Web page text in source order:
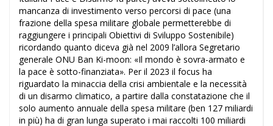
mancanza di investimento verso percorsi di pace (una
frazione della spesa militare globale permetterebbe di
raggiungere i principali Obiettivi di Sviluppo Sostenibile)
ricordando quanto diceva già nel 2009 l’allora Segretario
generale ONU Ban Ki-moon: «Il mondo è sovra-armato e
la pace è sotto-finanziata». Per il 2023 il focus ha
riguardato la minaccia della crisi ambientale e la necessità
di un disarmo climatico, a partire dalla constatazione che il
solo aumento annuale della spesa militare (ben 127 miliardi
in più) ha di gran lunga superato i mai raccolti 100 miliardi